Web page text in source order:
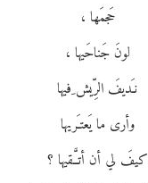
حَجمَها ،
لونَ جَناحَيها ،
نـَديفَ الرِّيش ِفيها
وأرى ما يَعتـَريها
كيفَ لي أن أتـَّـقيها ؟